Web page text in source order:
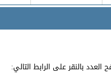
بالنقر على الرابط التالي: